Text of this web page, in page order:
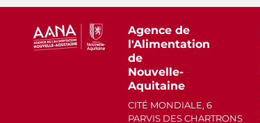
Agence de
l'Alimentation
de
Nouvelle-
Aquitaine
CITÉ MONDIALE, 6
PARVIS DES CHARTRONS